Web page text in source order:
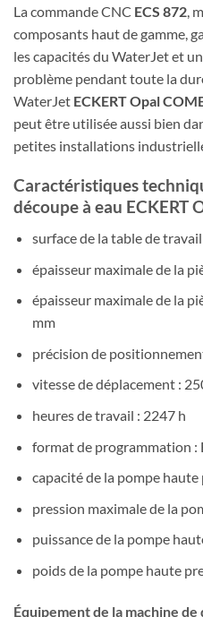
La commande CNC ECS 872 ,
composants haut de gamme,
les capacités du WaterJet et
problème pendant toute la
WaterJet ECKERT Opal
peut être utilisée aussi bien
petites installations
Caractéristiques
découpe à eau ECKERT
surface de la table de
épaisseur maximale de la
épaisseur maximale de la
mm
précision de
vitesse de déplacement :
heures de travail : 2247 h
format de programmation :
capacité de la pompe
pression maximale de la
puissance de la pompe
poids de la pompe haute
Équipement de la machine de